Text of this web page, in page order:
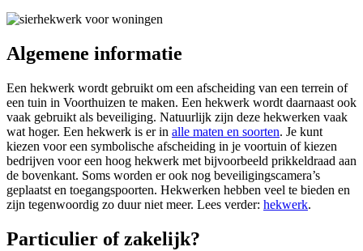
Algemene informatie
Een hekwerk wordt gebruikt om een afscheiding van een terrein of
een tuin in Voorthuizen te maken. Een hekwerk wordt daarnaast ook
vaak gebruikt als beveiliging. Natuurlijk zijn deze hekwerken vaak
wat hoger. Een hekwerk is er in alle maten en soorten. Je kunt
kiezen voor een symbolische afscheiding in je voortuin of kiezen
bedrijven voor een hoog hekwerk met bijvoorbeeld prikkeldraad aan
de bovenkant. Soms worden er ook nog beveiligingscamera’s
geplaatst en toegangspoorten. Hekwerken hebben veel te bieden en
zijn tegenwoordig zo duur niet meer. Lees verder: hekwerk.
Particulier of zakelijk?